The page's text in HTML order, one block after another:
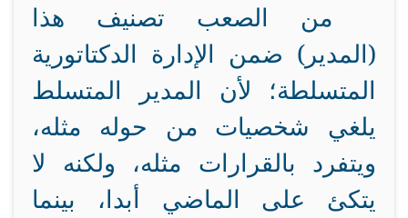
من الصعب تصنيف هذا
(المدير) ضمن الإدارة الدكتاتورية
المتسلطة؛ لأن المدير المتسلط
يلغي شخصيات من حوله مثله،
ويتفرد بالقرارات مثله، ولكنه لا
يتكئ على الماضي أبدا، بينما